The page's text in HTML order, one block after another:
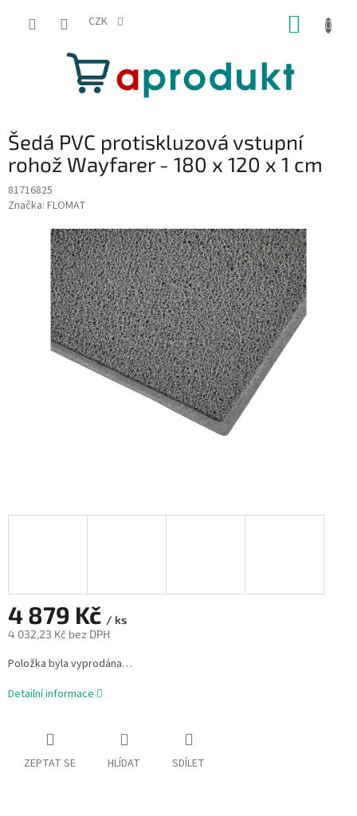
CZK
Šedá PVC protiskluzová vstupní
rohož Wayfarer - 180 x 120 x 1 cm
81716825
Značka: FLOMAT
4 879 Kč / ks
4 032,23 Kč bez DPH
Měrná
cena:
Položka byla vyprodána…
Detailní informace
ZEPTAT SE HLÍDAT SDÍLET